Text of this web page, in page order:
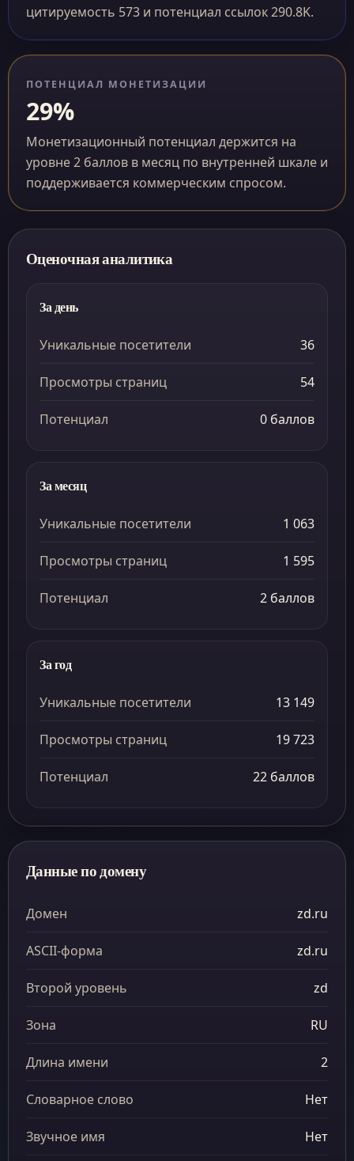
цитируемость 573 и потенциал ссылок 290.8K.
ПОТЕНЦИАЛ МОНЕТИЗАЦИИ
29%
Монетизационный потенциал держится на
уровне 2 баллов в месяц по внутренней шкале и
поддерживается коммерческим спросом.
Оценочная аналитика
За день
Уникальные посетители 36
Просмотры страниц 54
Потенциал 0 баллов
За месяц
Уникальные посетители 1 063
Просмотры страниц 1 595
Потенциал 2 баллов
За год
Уникальные посетители 13 149
Просмотры страниц 19 723
Потенциал 22 баллов
Данные по домену
Домен zd.ru
ASCII-форма zd.ru
Второй уровень zd
Зона RU
Длина имени 2
Словарное слово Нет
Звучное имя Нет